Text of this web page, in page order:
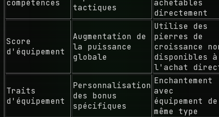
compétences
tactiques
achetables
directement
Score
d'équipement
Augmentation de
la puissance
globale
Utilise des
pierres de
croissance
disponibles à
l'achat
Traits
d'équipement
Personnalisation
des bonus
spécifiques
Enchantement
avec
équipement de
même type